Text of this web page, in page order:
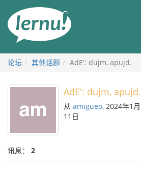
论坛 其他话题 AdE': dujm, apujd.
AdE': dujm, apujd.
从 amigueo, 2024年1月
11日
讯息： 2